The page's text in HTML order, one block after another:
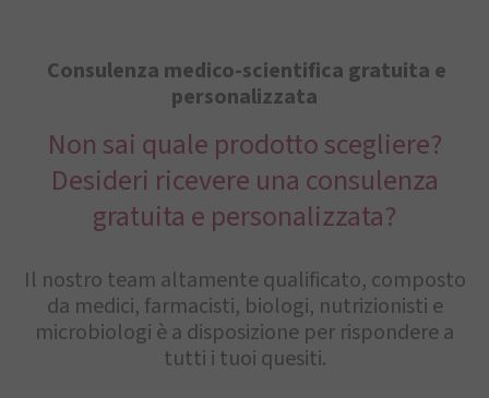
Consulenza medico-scientifica gratuita e
personalizzata
Non sai quale prodotto scegliere?
Desideri ricevere una consulenza
gratuita e personalizzata?
Il nostro team altamente qualificato, composto
da medici, farmacisti, biologi, nutrizionisti e
microbiologi è a disposizione per rispondere a
tutti i tuoi quesiti.